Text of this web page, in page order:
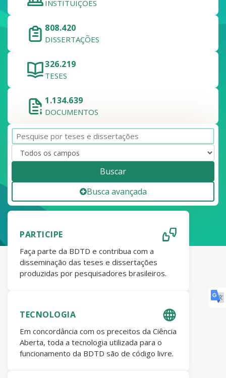
INSTITUIÇÕES
808.420
DISSERTAÇÕES
326.219
TESES
1.134.639
DOCUMENTOS
Buscar
Busca avançada
PARTICIPE
Faça parte da BDTD e contribua com a
disseminação das teses e dissertações
produzidas por pesquisadores brasileiros.
TECNOLOGIA
Em concordância com os preceitos da Ciência
Aberta, toda a tecnologia utilizada para o
funcionamento da BDTD são de código livre.